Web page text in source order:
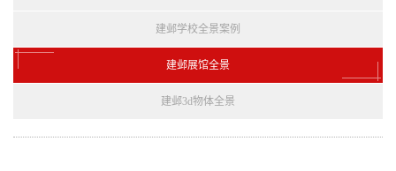
建邺学校全景案例
建邺展馆全景
建邺3d物体全景